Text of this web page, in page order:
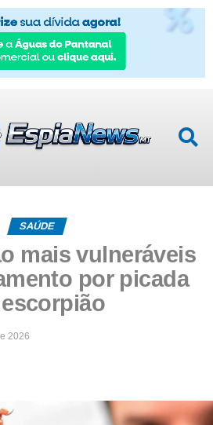
SAÚDE
mais vulneráveis
por picada
2026